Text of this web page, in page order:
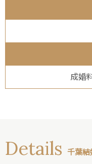
成婚
Details
千葉